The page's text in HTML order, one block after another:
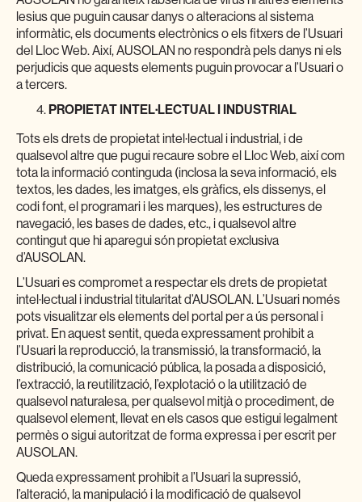
lesius que puguin causar danys o alteracions al sistema
informàtic, els documents electrònics o els fitxers de l’Usuari
del Lloc Web. Així, AUSOLAN no respondrà pels danys ni els
perjudicis que aquests elements puguin provocar a l’Usuari o
a tercers.
PROPIETAT INTEL·LECTUAL I INDUSTRIAL
Tots els drets de propietat intel·lectual i industrial, i de
qualsevol altre que pugui recaure sobre el Lloc Web, així com
tota la informació continguda (inclosa la seva informació, els
textos, les dades, les imatges, els gràfics, els dissenys, el
codi font, el programari i les marques), les estructures de
navegació, les bases de dades, etc., i qualsevol altre
contingut que hi aparegui són propietat exclusiva
d’AUSOLAN.
L’Usuari es compromet a respectar els drets de propietat
intel·lectual i industrial titularitat d’AUSOLAN. L’Usuari només
pots visualitzar els elements del portal per a ús personal i
privat. En aquest sentit, queda expressament prohibit a
l’Usuari la reproducció, la transmissió, la transformació, la
distribució, la comunicació pública, la posada a disposició,
l’extracció, la reutilització, l’explotació o la utilització de
qualsevol naturalesa, per qualsevol mitjà o procediment, de
qualsevol element, llevat en els casos que estigui legalment
permès o sigui autoritzat de forma expressa i per escrit per
AUSOLAN.
Queda expressament prohibit a l’Usuari la supressió,
l’alteració, la manipulació i la modificació de qualsevol